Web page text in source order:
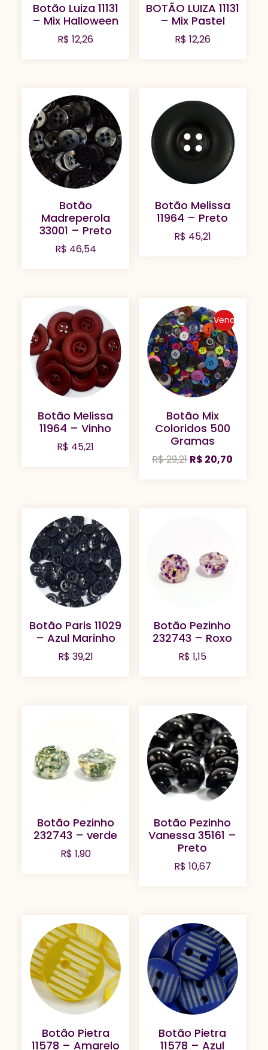
Botão Luiza 11131
– Mix Halloween
R$ 12,26
BOTÃO LUIZA 11131
– Mix Pastel
R$ 12,26
Botão
Madreperola
33001 – Preto
R$ 46,54
Botão Melissa
11964 – Preto
R$ 45,21
Botão Melissa
11964 – Vinho
R$ 45,21
Venda
Botão Mix
Coloridos 500
Gramas
R$29,21 O
R$ 20,70
Botão Paris 11029
– Azul Marinho
R$ 39,21
Botão Pezinho
232743 – Roxo
R$ 1,15
Botão Pezinho
232743 – verde
R$ 1,90
Botão Pezinho
Vanessa 35161 –
Preto
R$ 10,67
Botão Pietra
11578 – Amarelo
Botão Pietra
11578 – Azul